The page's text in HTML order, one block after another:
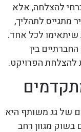
להצלחה, אלא
מתגייס לתהליך,
שיתאימו לכל אחד.
בין
להצלחת הפרויקט.
של גג משותף היא
מגוון רחב